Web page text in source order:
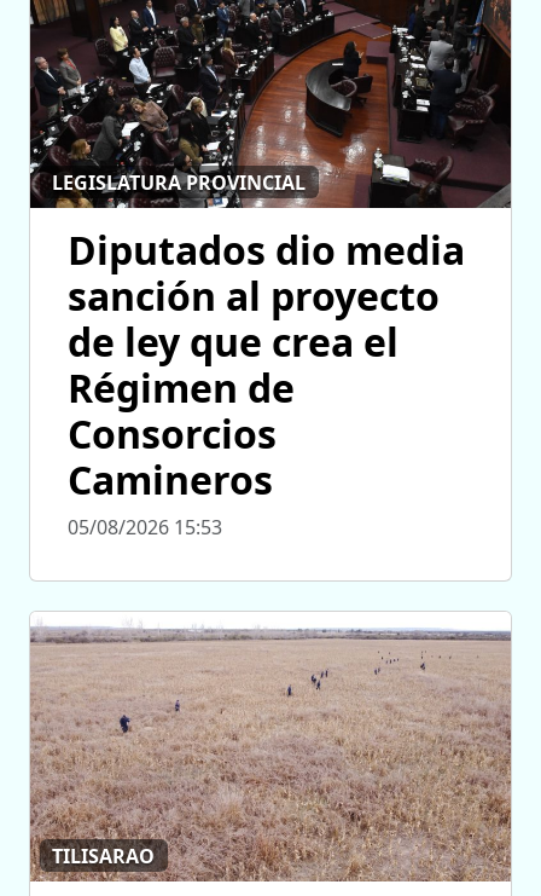
LEGISLATURA PROVINCIAL
Diputados dio media
sanción al proyecto
de ley que crea el
Régimen de
Consorcios
Camineros
05/08/2026 15:53
TILISARAO